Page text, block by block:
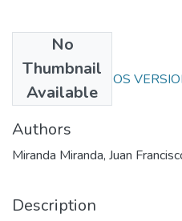
No
Thumbnail
Available
346. DOCTORADOS
(617.96 KB)
Authors
Miranda Miranda, Juan
Description